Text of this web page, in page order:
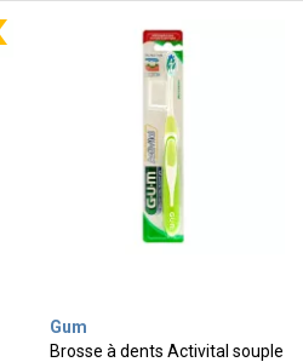
Gum
Brosse à dents Activital souple